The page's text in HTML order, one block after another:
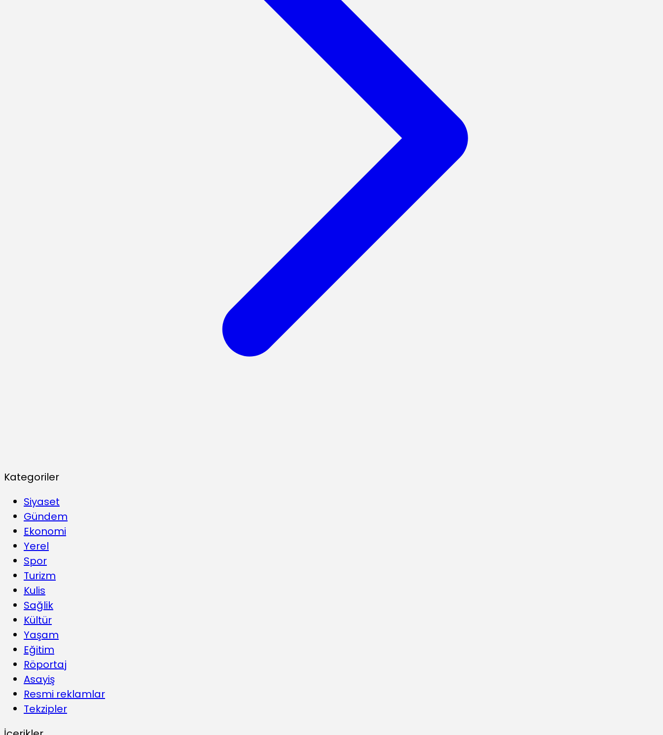
Kategoriler
Siyaset
Gündem
Ekonomi
Yerel
Spor
Turizm
Kulis
Sağlik
Kültür
Yaşam
Eğitim
Röportaj
Asayiş
Resmi reklamlar
Tekzipler